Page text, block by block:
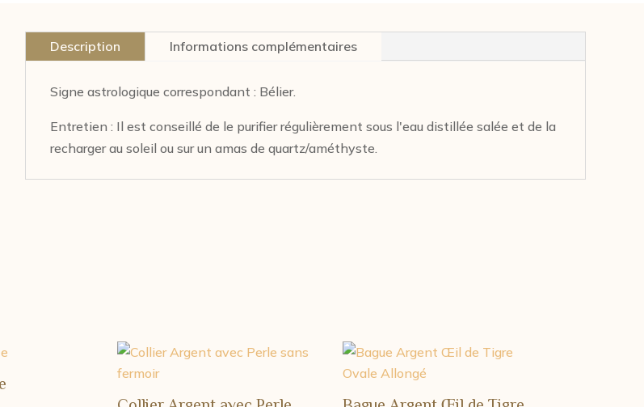
Description Informations complémentaires
Signe astrologique correspondant : Bélier.
Entretien : Il est conseillé de le purifier régulièrement sous l'eau distillée salée et de la
recharger au soleil ou sur un amas de quartz/améthyste.